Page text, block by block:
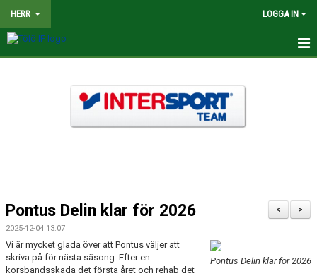
HERR LOGGA IN
BILDGALLERI
DOKUMENT
>
<
Pontus Delin klar för 2026
2025-12-04 13:07
Pontus Delin klar för 2026
Vi är mycket glada över att Pontus väljer att
skriva på för nästa säsong. Efter en
korsbandsskada det första året och rehab det